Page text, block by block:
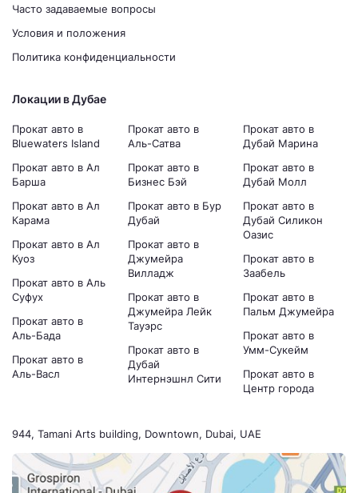
944, Tamani Arts building, Downtown, Dubai, UAE
Часто задаваемые вопросы
Условия и положения
Политика конфиденциальности
Локации в Дубае
Прокат авто в
Bluewaters Island
Прокат авто в Ал
Барша
Прокат авто в Ал
Карама
Прокат авто в Ал
Куоз
Прокат авто в Аль
Суфух
Прокат авто в
Аль-Бада
Прокат авто в
Аль-Васл
Прокат авто в
Аль-Сатва
Прокат авто в
Бизнес Бэй
Прокат авто в Бур
Дубай
Прокат авто в
Джумейра
Вилладж
Прокат авто в
Джумейра Лейк
Тауэрс
Прокат авто в
Дубай
Интернэшнл Сити
Прокат авто в
Дубай Марина
Прокат авто в
Дубай Молл
Прокат авто в
Дубай Силикон
Оазис
Прокат авто в
Заабель
Прокат авто в
Пальм Джумейра
Прокат авто в
Умм-Сукейм
Прокат авто в
Центр города